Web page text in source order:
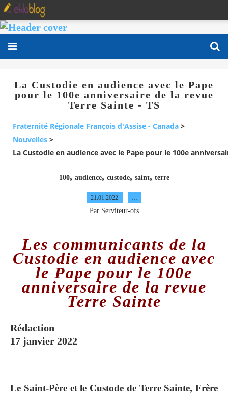
La Custodie en audience avec le Pape
pour le 100e anniversaire de la revue
Terre Sainte - TS
Fraternité Régionale François d'Assise - Canada >
Nouvelles >
La Custodie en audience avec le Pape pour le 100e
100, audience, custode, saint, terre
21.01.2022
Par Serviteur-ofs
Les communicants de la
Custodie en audience avec
le Pape pour le 100e
anniversaire de la revue
Terre Sainte
Rédaction
17 janvier 2022
Le Saint-Père et le Custode de Terre Sainte, Frère